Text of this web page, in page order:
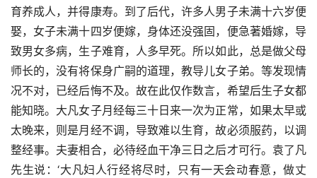
育养成人，并得康寿。到了后代，许多人男子未满十六岁便
娶，女子未满十四岁便嫁，身体还没强固，便急著婚嫁，导
致男女多病，生子难育，人多早死。所以如此，总是做父母
师长的，没有将保身广嗣的道理，教导儿女子弟。等发现情
况不对，已经后悔不及。故在此仅作数言，希望后生子女都
能知晓。大凡女子月经每三十日来一次为正常，如果太早或
太晚来，则是月经不调，导致难以生育，故必须服药，以调
整经事。夫妻相合，必待经血干净三日之后才可行。袁了凡
先生说：‘大凡妇人行经将尽时，只有一天会动春意，做丈